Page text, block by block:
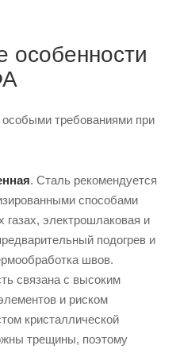
особенности
требованиями при
. Сталь рекомендуется
способами
газах, электрошлаковая и
подогрев и
швов.
связана с высоким
и риском
кристаллической
трещины, поэтому